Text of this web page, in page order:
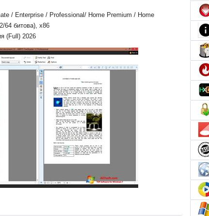
/ Enterprise / Professional/ Home Premium / Home
64 битова), x86
(Full) 2026